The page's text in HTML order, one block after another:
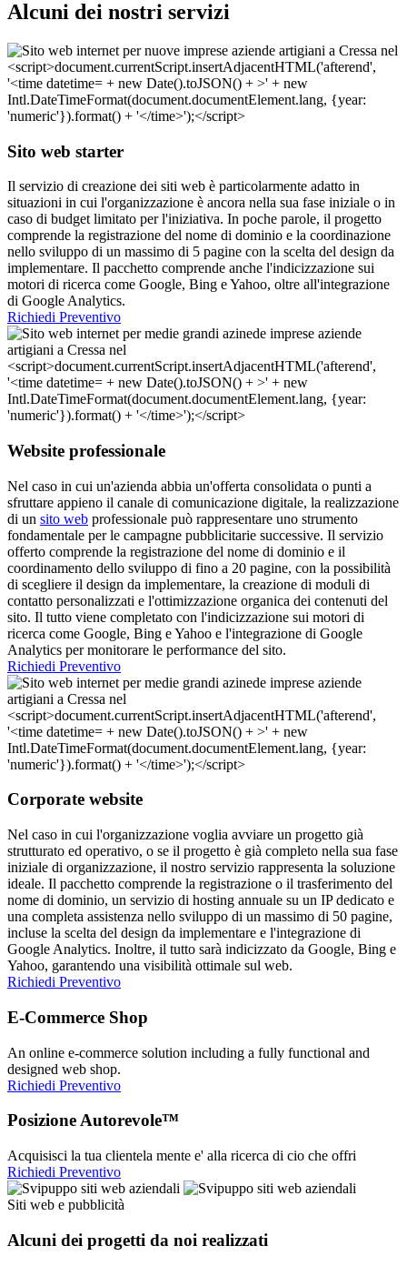
Alcuni dei nostri servizi
Sito web starter
Il servizio di creazione dei siti web è particolarmente adatto in
situazioni in cui l'organizzazione è ancora nella sua fase iniziale o in
caso di budget limitato per l'iniziativa. In poche parole, il progetto
comprende la registrazione del nome di dominio e la coordinazione
nello sviluppo di un massimo di 5 pagine con la scelta del design da
implementare. Il pacchetto comprende anche l'indicizzazione sui
motori di ricerca come Google, Bing e Yahoo, oltre all'integrazione
di Google Analytics.
Richiedi Preventivo
Website professionale
Nel caso in cui un'azienda abbia un'offerta consolidata o punti a
sfruttare appieno il canale di comunicazione digitale, la realizzazione
di un sito web professionale può rappresentare uno strumento
fondamentale per le campagne pubblicitarie successive. Il servizio
offerto comprende la registrazione del nome di dominio e il
coordinamento dello sviluppo di fino a 20 pagine, con la possibilità
di scegliere il design da implementare, la creazione di moduli di
contatto personalizzati e l'ottimizzazione organica dei contenuti del
sito. Il tutto viene completato con l'indicizzazione sui motori di
ricerca come Google, Bing e Yahoo e l'integrazione di Google
Analytics per monitorare le performance del sito.
Richiedi Preventivo
Corporate website
Nel caso in cui l'organizzazione voglia avviare un progetto già
strutturato ed operativo, o se il progetto è già completo nella sua fase
iniziale di organizzazione, il nostro servizio rappresenta la soluzione
ideale. Il pacchetto comprende la registrazione o il trasferimento del
nome di dominio, un servizio di hosting annuale su un IP dedicato e
una completa assistenza nello sviluppo di un massimo di 50 pagine,
incluse la scelta del design da implementare e l'integrazione di
Google Analytics. Inoltre, il tutto sarà indicizzato da Google, Bing e
Yahoo, garantendo una visibilità ottimale sul web.
Richiedi Preventivo
E-Commerce Shop
An online e-commerce solution including a fully functional and
designed web shop.
Richiedi Preventivo
Posizione Autorevole™
Acquisisci la tua clientela mente e' alla ricerca di cio che offri
Richiedi Preventivo
Siti web e pubblicità
Alcuni dei progetti da noi realizzati